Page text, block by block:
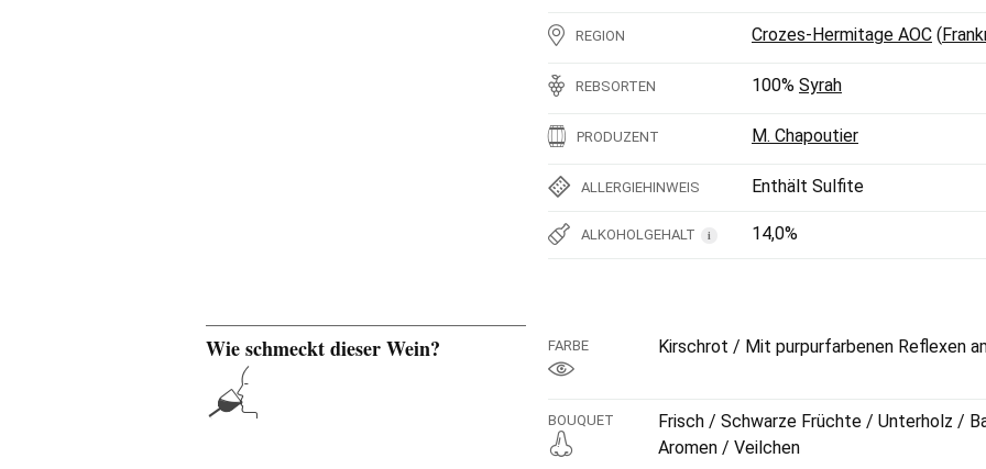
REGION Crozes-Hermitage AOC (
REBSORTEN 100% Syrah
PRODUZENT M. Chapoutier
ALLERGIEHINWEIS Enthält Sulfite
ALKOHOLGEHALT i 14,0%
Wie schmeckt dieser Wein? FARBE Kirschrot / Mit purpurfarbenen Reflexen
BOUQUET
Frisch / Schwarze Früchte / Unterholz /
Aromen / Veilchen